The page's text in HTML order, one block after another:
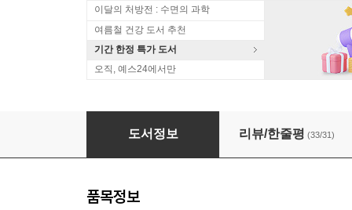
이달의 처방전 : 수면의 과학
여름철 건강 도서 추천
기간 한정 특가 도서
오직, 예스24에서만
아이와 함께 꼭 가봐야 할 박물관 여행 101
도서정보 리뷰/한줄평 (33/31)
품목정보